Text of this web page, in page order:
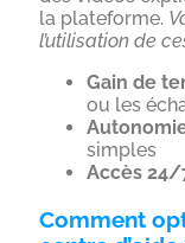
la plateforme.
l’utilisation de
Gain de
ou les
simples
Accès 24/
Comment